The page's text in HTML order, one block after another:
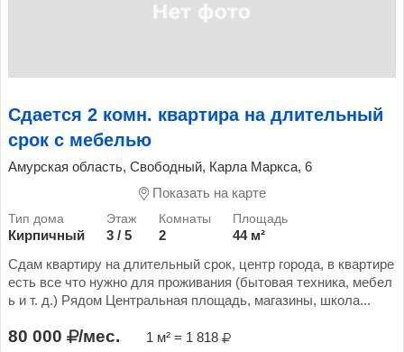
Сдается 2 комн. квартира на длительный
срок с мебелью
Амурская область, Свободный, Карла Маркса, 6
Показать на карте
Кирпичный 3 / 5 2
44 м²
Сдам квартиру на длительный срок, центр города, в квартире
есть все что нужно для проживания (бытовая техника, мебел
ь и т. д.) Рядом Центральная площадь, магазины, школа...
80 000 /мес. 1 м² = 1 818